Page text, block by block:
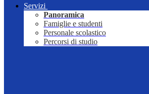
Servizi
Panoramica
Famiglie e studenti
Personale scolastico
Percorsi di studio